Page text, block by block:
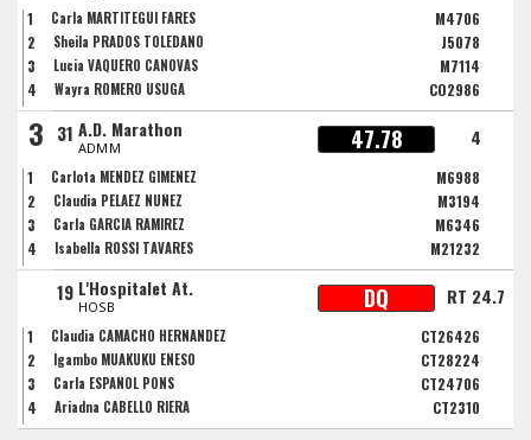
1 Carla MARTITEGUI FARES
M4706
2
Sheila PRADOS TOLEDANO
J5078
3
Lucia VAQUERO CANOVAS
M7114
4
Wayra ROMERO USUGA CO2986
3 31 A.D. Marathon
ADMM 47.78 4
1 Carlota MENDEZ GIMENEZ
M6988
2
Claudia PELAEZ NUÑEZ
M3194
3
Carla GARCIA RAMIREZ
M6346
4
Isabella ROSSI TAVARES M21232
19 L'Hospitalet At.
HOSB DQ RT 24.7
1 Claudia CAMACHO HERNANDEZ
CT26426
2
Igambo MUAKUKU EÑESO
CT28224
3
Carla ESPAÑOL PONS
CT24706
4
Ariadna CABELLO RIERA CT2310